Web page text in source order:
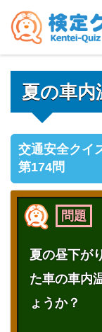
夏の車内
交通安全クイ
第174問
問題
夏の昼下が
た車の車内
ょうか？